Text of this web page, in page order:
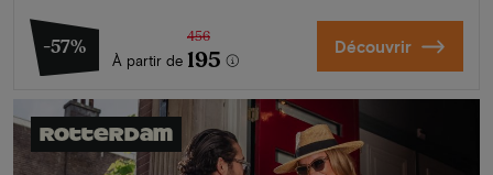
-57%
À partir de
456
195 Découvrir
Rotterdam